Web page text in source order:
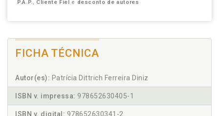
P.A.P., Cliente Fiel e desconto de autores
FICHA TÉCNICA
Autor(es): Patrícia Dittrich Ferreira Diniz
ISBN v. impressa: 978652630405-1
ISBN v. digital: 978652630341-2